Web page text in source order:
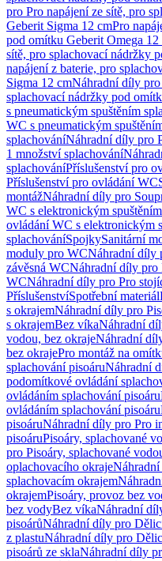
pro Pro napájení ze sítě, pro
Geberit Sigma 12 cmPro
pod omítku Geberit Omega 12
sítě, pro splachovací nádržky
napájení z baterie, pro
Sigma 12 cmNáhradní díly pro
splachovací nádržky pod
s pneumatickým spuštěním
WC s pneumatickým
splachováníNáhradní díly pro
1 množství splachování
splachováníPříslušenství pro
Příslušenství pro ovládání WC
montážNáhradní díly pro
WC s elektronickým
ovládání WC s elektronickým
splachováníSpojkySanitární
moduly pro WCNáhradní díly
závěsná WCNáhradní díly pro
WCNáhradní díly pro Pro
PříslušenstvíSpotřební materiál
s okrajemNáhradní díly pro
s okrajemBez víkaNáhradní
vodou, bez okrajeNáhradní
bez okrajePro montáž na
splachování pisoáruNáhradní
podomítkové ovládání
ovládáním splachování pisoáru
ovládáním splachování pisoáru
pisoáruNáhradní díly pro Pro
pisoáruPisoáry, splachované
pro Pisoáry, splachované
oplachovacího okraje
splachovacím okrajem
okrajemPisoáry, provoz bez
bez vodyBez víkaNáhradní
pisoárůNáhradní díly pro
z plastuNáhradní díly pro
pisoárů ze sklaNáhradní díly